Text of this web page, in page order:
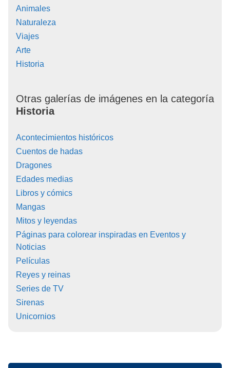
Animales
Naturaleza
Viajes
Arte
Historia
Otras galerías de imágenes en la categoría
Historia
Acontecimientos históricos
Cuentos de hadas
Dragones
Edades medias
Libros y cómics
Mangas
Mitos y leyendas
Páginas para colorear inspiradas en Eventos y
Noticias
Películas
Reyes y reinas
Series de TV
Sirenas
Unicornios